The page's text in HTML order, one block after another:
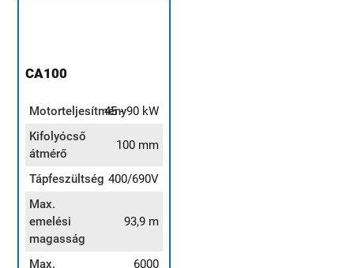
CA100
Motorteljesítmény45 - 90 kW
Kifolyócső
átmérő
100 mm
Tápfeszültség 400/690V
Max.
emelési
magasság
93,9 m
Max.
6000